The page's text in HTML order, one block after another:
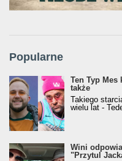
Popularne
Ten Typ
także
Takiego
wielu lat -
Wini
"Przytul